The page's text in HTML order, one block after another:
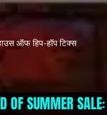
ऑफ हिप-हॉप टिक्स
OF SUMMER SALE: